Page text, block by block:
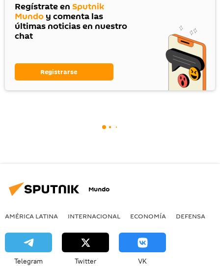
Regístrate en Sputnik
Mundo y comenta las
últimas noticias en nuestro
chat
Registrarse
Mundo
AMÉRICA LATINA INTERNACIONAL ECONOMÍA DEFENSA
Telegram Twitter VK